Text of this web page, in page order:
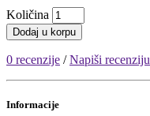
Količina
Dodaj u korpu
0 recenzije /Napiši recenziju
Informacije